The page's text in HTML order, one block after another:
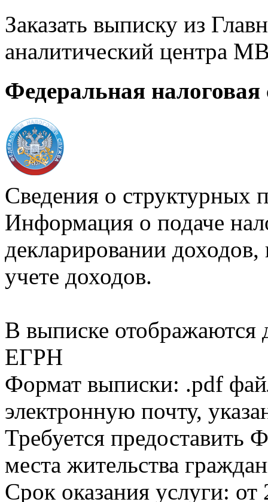
Заказать выписку из
аналитический центра
Федеральная налоговая
Сведения о структурных
Информация о подаче
декларировании доходов,
учете доходов.
В выписке
ЕГРН
Формат выписки: .pdf
электронную почту,
Требуется
места жительства
Срок оказания услуги: от